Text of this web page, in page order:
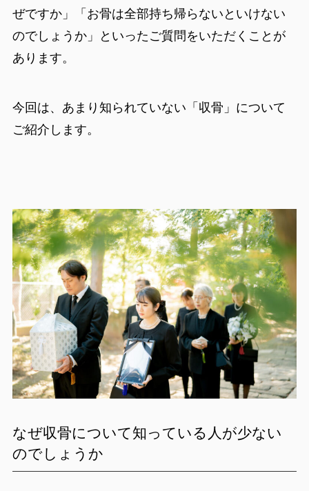
ぜですか」「お骨は全部持ち帰らないといけない
のでしょうか」といったご質問をいただくことが
あります。
今回は、あまり知られていない「収骨」について
ご紹介します。
なぜ収骨について知っている人が少ない
のでしょうか